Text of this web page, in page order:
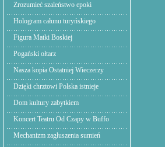
Zrozumieć szaleństwo epoki
Hologram całunu turyńskiego
Figura Matki Boskiej
Pogański ołtarz
Nasza kopia Ostatniej Wieczerzy
Dzięki chrztowi Polska istnieje
Dom kultury zabytkiem
Koncert Teatru Od Czapy w Buffo
Mechanizm zagłuszenia sumień